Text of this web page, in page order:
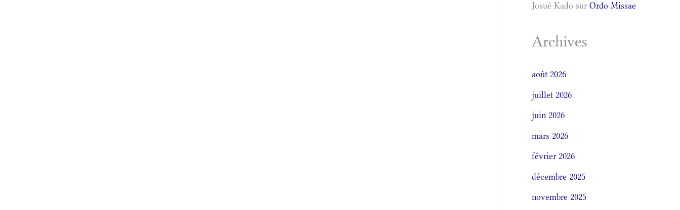
Josué Kado surOrdo Missae
Archives
août 2026
juillet 2026
juin 2026
mars 2026
février 2026
décembre 2025
novembre 2025